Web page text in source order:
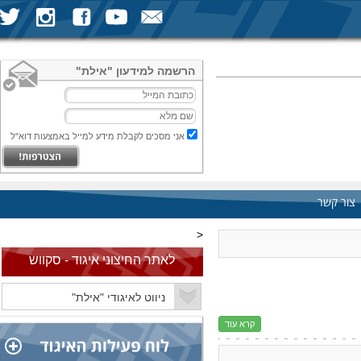
הרשמה למידעון "אילת"
אני מסכים לקבלת מידע למייל באמצעות דוא"ל
צור קשר
קרא עוד
<
לאתר החיצוני איגוד - סקווש